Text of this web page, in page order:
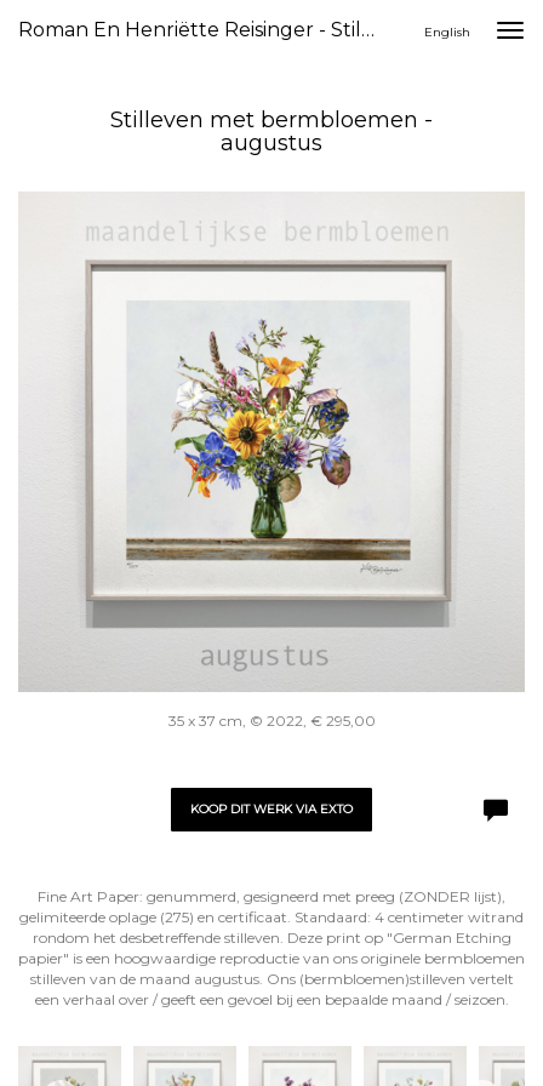
Roman En Henriëtte Reisinger - Stilleven Met Bermbloemen - Augustus English
Stilleven met bermbloemen -
augustus
35 x 37 cm, © 2022, € 295,00
KOOP DIT WERK VIA EXTO
Fine Art Paper: genummerd, gesigneerd met preeg (ZONDER lijst),
gelimiteerde oplage (275) en certificaat. Standaard: 4 centimeter witrand
rondom het desbetreffende stilleven. Deze print op "German Etching
papier" is een hoogwaardige reproductie van ons originele bermbloemen
stilleven van de maand augustus. Ons (bermbloemen)stilleven vertelt
een verhaal over / geeft een gevoel bij een bepaalde maand / seizoen.